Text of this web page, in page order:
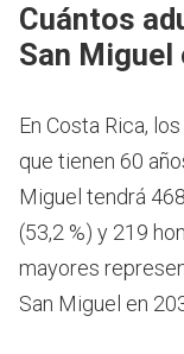
Cuántos
San Miguel
En Costa Rica,
que tienen 60
Miguel tendrá
(53,2 %) y 219
mayores
San Miguel en